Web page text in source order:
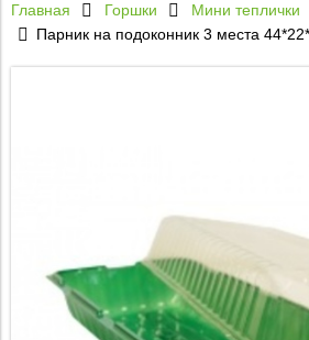
Главная Горшки
Мини теплички
Парник на подоконник 3 места